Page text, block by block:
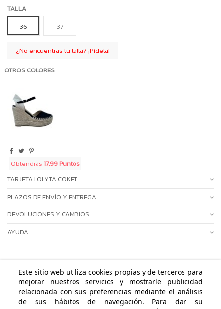
TALLA
36
37
¿No encuentras tu talla? ¡Pídela!
OTROS COLORES
Obtendrás 17.99 Puntos
TARJETA LOLYTA COKET
PLAZOS DE ENVÍO Y ENTREGA
DEVOLUCIONES Y CAMBIOS
AYUDA
ÁREA PERSONAL
NUESTRAS POLÍTICAS
Este sitio web utiliza cookies propias y de terceros para
mejorar nuestros servicios y mostrarle publicidad
relacionada con sus preferencias mediante el análisis
de sus hábitos de navegación. Para dar su